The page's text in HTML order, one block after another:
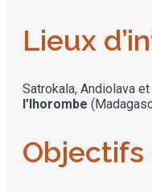
Lieux
Satrokala, Andiolava
l’Ihorombe